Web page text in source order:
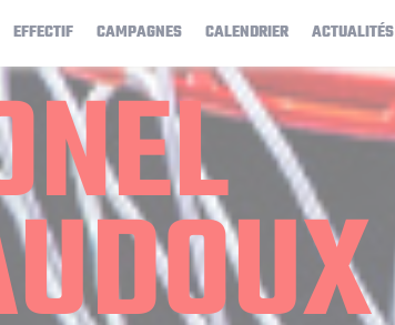
EFFECTIF CAMPAGNES CALENDRIER ACTUALITÉS